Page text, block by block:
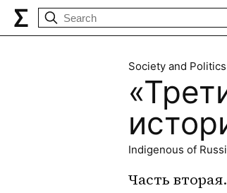
Society and Politics
Indigenous of
Часть вторая.